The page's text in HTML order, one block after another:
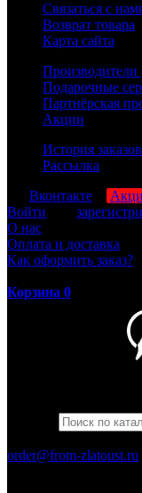
Связаться с
Возврат товара
Карта сайта
Подарочные
Партнёрская
Акции
История заказов
Рассылка
Вконтакте
Войти
О нас
Оплата и доставка
Как оформить заказ?
Корзина 0
order@from-zlatoust.ru